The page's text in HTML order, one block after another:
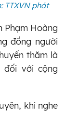
TTXVN phát
Phạm Hoàng
đồng người
thăm là
đối với cộng
khi nghe